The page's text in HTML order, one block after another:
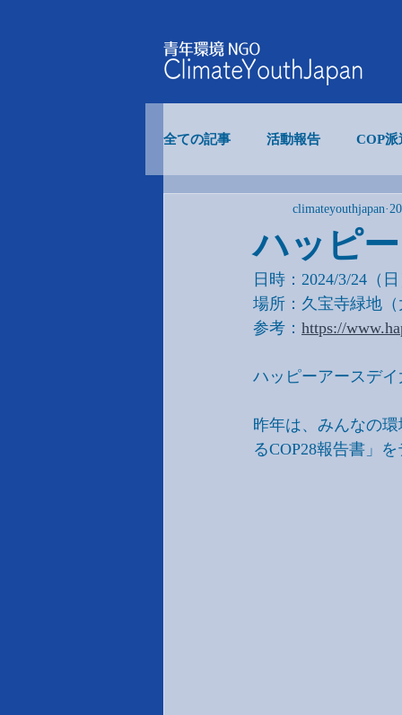
全ての記事 活動報告 COP派
COP事業
内部イベント
ハッピ
climateyouthjapan
日時：2024/3/24（
場所：久宝寺緑地
参考： https://
ハッピーアースデ
昨年は、みんなの
るCOP28報告書」